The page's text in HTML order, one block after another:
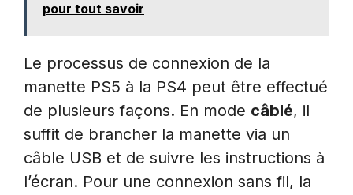
pour tout savoir
Le processus de connexion de la
manette PS5 à la PS4 peut être effectué
de plusieurs façons. En mode câblé, il
suffit de brancher la manette via un
câble USB et de suivre les instructions à
l’écran. Pour une connexion sans fil, la